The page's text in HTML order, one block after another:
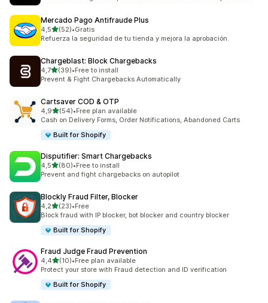
Mercado Pago Antifraude Plus
4,5av 5 stjerner
(52)
Totalt 52 omtaler
•Gratis
Refuerza la seguridad de tu tienda y mejora la aprobación.
Chargeblast: Block Chargebacks
4,7av 5 stjerner
(39)
Totalt 39 omtaler
•Free to install
Prevent & Fight Chargebacks Automatically
Cartsaver COD & OTP
4,9av 5 stjerner
(54)
Totalt 54 omtaler
•Free plan available
Cash on Delivery Forms, Order Notifications, Abandoned Carts
Built for Shopify
Disputifier: Smart Chargebacks
4,5av 5 stjerner
(80)
Totalt 80 omtaler
•Free to install
Prevent and fight chargebacks on autopilot
Blockly Fraud Filter, Blocker
4,2av 5 stjerner
(23)
Totalt 23 omtaler
•Free
Block fraud with IP blocker, bot blocker and country blocker
Built for Shopify
Fraud Judge Fraud Prevention
4,4av 5 stjerner
(10)
Totalt 10 omtaler
•Free plan available
Protect your store with Fraud detection and ID verification
Built for Shopify